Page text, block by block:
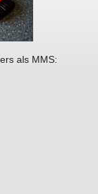
als MMS: